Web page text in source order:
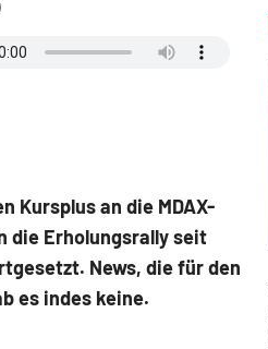
Kursplus an die MDAX-
die Erholungsrally seit
News, die für den
es indes keine.